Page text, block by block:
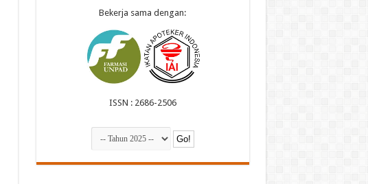
Bekerja sama dengan:
ISSN : 2686-2506